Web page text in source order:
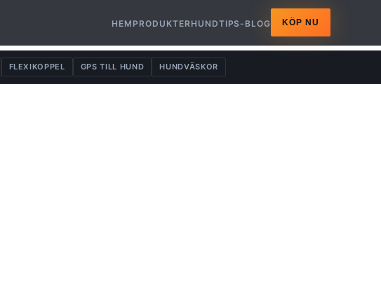
HEM PRODUKTERHUNDTIPS-BLOG KÖP NU
FLEXIKOPPEL GPS TILL HUND HUNDVÄSKOR